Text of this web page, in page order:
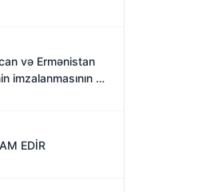
və Ermənistan
imzalanmasının bir
EDİR